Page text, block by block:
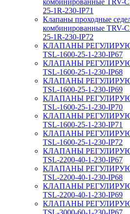
комбинированные TRV-
25-1R-230-IP71
Клапаны проходные
комбинированные TRV-
25-1R-230-IP72
КЛАПАНЫ
TSL-1600-25-1-230-IP67
КЛАПАНЫ
TSL-1600-25-1-230-IP68
КЛАПАНЫ
TSL-1600-25-1-230-IP69
КЛАПАНЫ
TSL-1600-25-1-230-IP70
КЛАПАНЫ
TSL-1600-25-1-230-IP71
КЛАПАНЫ
TSL-1600-25-1-230-IP72
КЛАПАНЫ
TSL-2200-40-1-230-IP67
КЛАПАНЫ
TSL-2200-40-1-230-IP68
КЛАПАНЫ
TSL-2200-40-1-230-IP69
КЛАПАНЫ
TSL-3000-60-1-230-IP67